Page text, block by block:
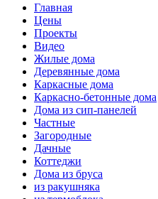
Главная
Цены
Проекты
Видео
Жилые дома
Деревянные дома
Каркасные дома
Каркасно-бетонные дома
Дома из сип-панелей
Частные
Загородные
Дачные
Коттеджи
Дома из бруса
из ракушняка